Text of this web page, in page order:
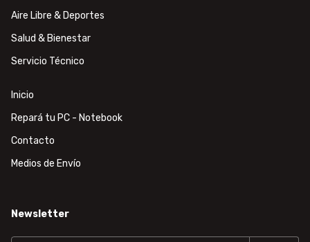
Aire Libre & Deportes
Salud & Bienestar
Servicio Técnico
Inicio
Repará tu PC - Notebook
Contacto
Medios de Envío
Newsletter